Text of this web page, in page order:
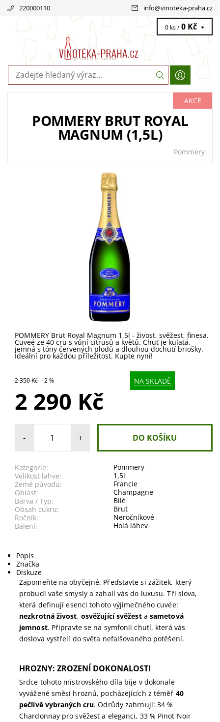
220000110 info@vinoteka-praha.cz
0 ks / 0 Kč
AKCE
POMMERY BRUT ROYAL
MAGNUM (1,5L)
Pommery
POMMERY Brut Royal Magnum 1,5l - živost, svěžest, finesa.
Cuveé ze 40 cru s vůní citrusů a květů. Chuť je kulatá,
jemná s tóny červených plodů a dlouhou dochutí briošky.
Ideální pro každou příležitost. Kupte nyní!
2 350 Kč –2 % NA SKLADĚ
2 290 Kč
- +
Kategorie:
Pommery
Velikost lahve:
1,5l
Země původu:
Francie
Oblast:
Champagne
Barva / Typ:
Bílé
Obsah cukru:
Brut
Ročník:
Neročníkové
Balení:
Holá láhev
Popis
Značka
Diskuze
Zapomeňte na obyčejné. Představte si zážitek, který
probudí vaše smysly a zahalí vás do luxusu. Tři slova,
která definují esenci tohoto výjimečného cuvée:
nezkrotná živost, osvěžující svěžesta sametová
jemnost. Připravte se na symfonii chutí, která vás
doslova vystřelí do světa nefalšovaného potěšení.
HROZNY: ZROZENÍ DOKONALOSTI
Srdce tohoto mistrovského díla bije v dokonale
vyvážené směsi hroznů, pocházejících z téměř 40
pečlivě vybraných cru. Odrůdy zahrnují: 34 %
Chardonnay pro svěžest a eleganci, 33 % Pinot Noir